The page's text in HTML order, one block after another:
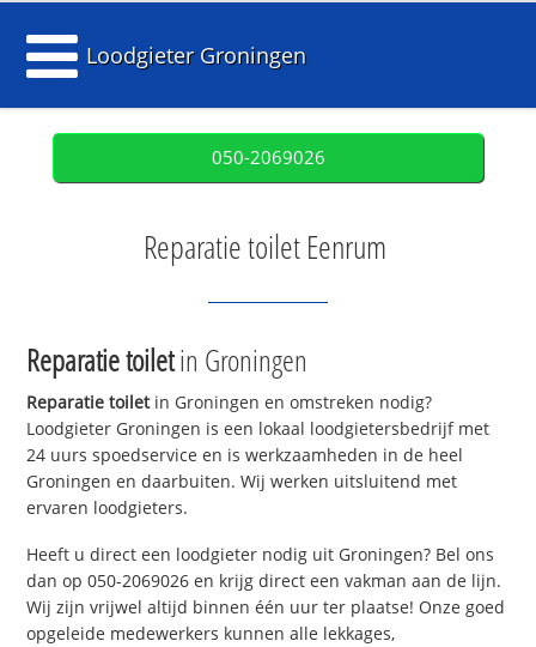
Loodgieter Groningen
050-2069026
Reparatie toilet Eenrum
Reparatie toiletin Groningen
Reparatie toiletin Groningen en omstreken nodig?
Loodgieter Groningen is een lokaal loodgietersbedrijf met
24 uurs spoedservice en is werkzaamheden in de heel
Groningen en daarbuiten. Wij werken uitsluitend met
ervaren loodgieters.
Heeft u direct een loodgieter nodig uit Groningen? Bel ons
dan op 050-2069026 en krijg direct een vakman aan de lijn.
Wij zijn vrijwel altijd binnen één uur ter plaatse! Onze goed
opgeleide medewerkers kunnen alle lekkages,